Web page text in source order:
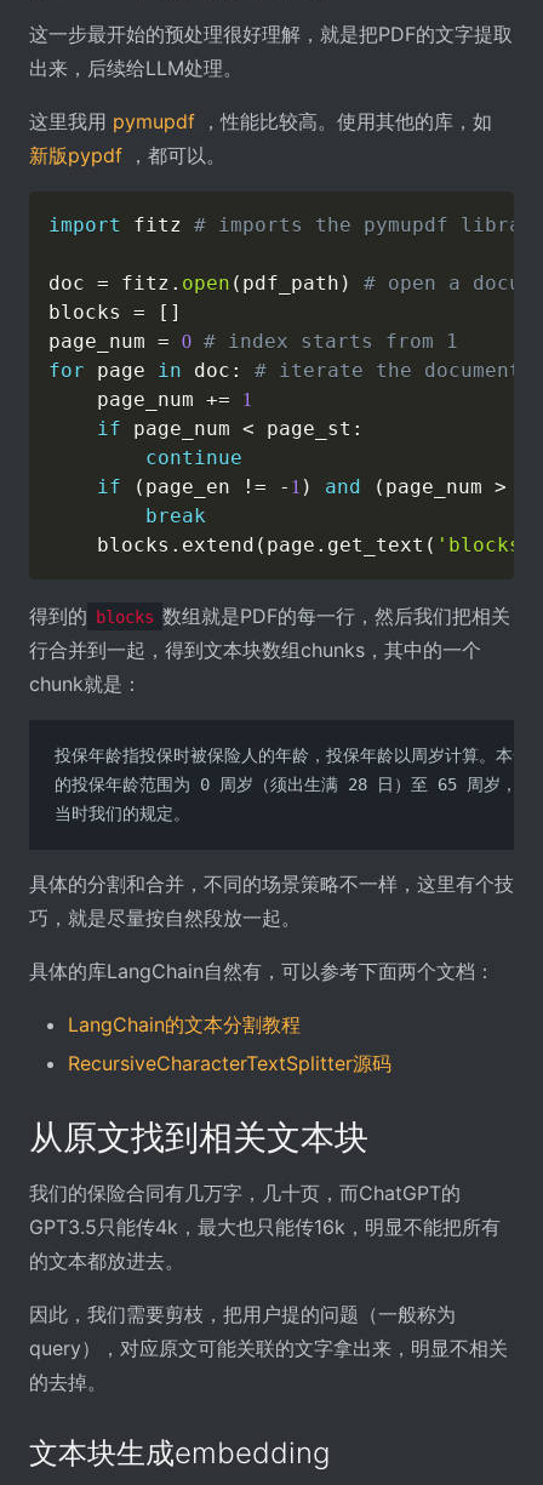
这一步最开始的预处理很好理解，就是把PDF的文字提取
出来，后续给LLM处理。
这里我用 pymupdf ，性能比较高。使用其他的库，如
新版pypdf ，都可以。
import fitz # imports the pymupdf
doc = fitz . open ( pdf_path )
# open a
blocks = [ ]
page_num = 0 # index starts from 1
for page in doc :
# iterate the document
    page_num
+= 1
if page_num < page_st :
continue
if
( page_en != - 1 ) and ( page_num >
break
    blocks
. extend ( page . get_text ( 'blocks'
得到的 blocks 数组就是PDF的每一行，然后我们把相关
行合并到一起，得到文本块数组chunks，其中的一个
chunk就是：
投保年龄指投保时被保险人的年龄，投保年龄以周岁计算。本合
的投保年龄范围为 0 周岁（须出生满 28 日）至 65 周岁，且
当时我们的规定。
具体的分割和合并，不同的场景策略不一样，这里有个技
巧，就是尽量按自然段放一起。
具体的库LangChain自然有，可以参考下面两个文档：
LangChain的文本分割教程
RecursiveCharacterTextSplitter源码
从原文找到相关文本块
我们的保险合同有几万字，几十页，而ChatGPT的
GPT3.5只能传4k，最大也只能传16k，明显不能把所有
的文本都放进去。
因此，我们需要剪枝，把用户提的问题（一般称为
query），对应原文可能关联的文字拿出来，明显不相关
的去掉。
文本块生成embedding